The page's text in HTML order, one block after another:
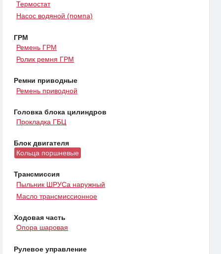
Термостат
Насос водяной (помпа)
ГРМ
Ремень ГРМ
Ролик ремня ГРМ
Ремни приводные
Ремень приводной
Головка блока цилиндров
Прокладка ГБЦ
Блок двигателя
Кольца поршневые
Трансмиссия
Пыльник ШРУСа наружный
Масло трансмиссионное
Ходовая часть
Опора шаровая
Рулевое управление